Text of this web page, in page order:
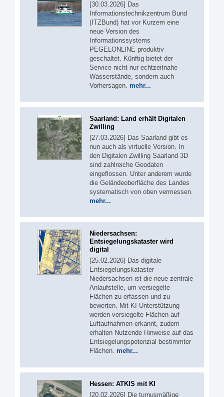
[30.03.2026] Das
Informationstechnikzentrum Bund
(ITZBund) hat vor Kurzem eine
neue Version des
Informationssystems
PEGELONLINE produktiv
geschaltet. Künftig bietet der
Service nicht nur echtzeitnahe
Wasserstände, sondern auch
Vorhersagen. mehr...
Saarland: Land erhält Digitalen
Zwilling
[27.03.2026] Das Saarland gibt es
nun auch als virtuelle Version. In
den Digitalen Zwilling Saarland 3D
sind zahlreiche Geodaten
eingeflossen. Unter anderem wurde
die Geländeoberfläche des Landes
systematisch von oben vermessen.
mehr...
Niedersachsen:
Entsiegelungskataster wird
digital
[25.02.2026] Das digitale
Entsiegelungskataster
Niedersachsen ist die neue zentrale
Anlaufstelle, um versiegelte
Flächen zu erfassen und zu
bewerten. Mit KI-Unterstützung
werden versiegelte Flächen auf
Luftaufnahmen erkannt, zudem
erhalten Nutzende Hinweise auf das
Entsiegelungspotenzial bestimmter
Flächen. mehr...
Hessen: ATKIS mit KI
[20.02.2026] Die turnusmäßige